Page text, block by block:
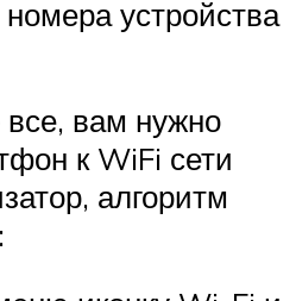
устройства
вам нужно
к WiFi сети
алгоритм